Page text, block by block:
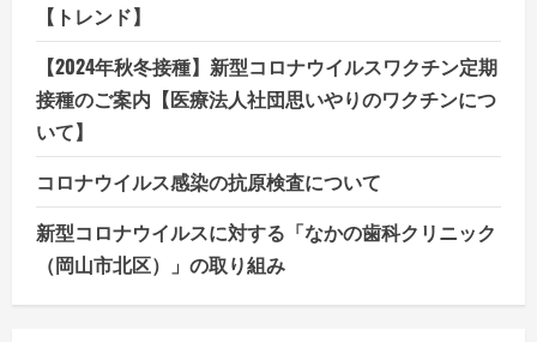
【トレンド】
【2024年秋冬接種】新型コロナウイルスワクチン定期
接種のご案内【医療法人社団思いやりのワクチンにつ
いて】
コロナウイルス感染の抗原検査について
新型コロナウイルスに対する「なかの歯科クリニック
（岡山市北区）」の取り組み